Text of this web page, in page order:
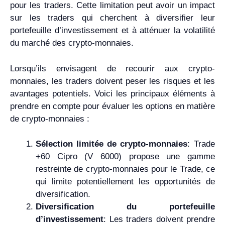
pour les traders. Cette limitation peut avoir un impact
sur les traders qui cherchent à diversifier leur
portefeuille d’investissement et à atténuer la volatilité
du marché des crypto-monnaies.
Lorsqu’ils envisagent de recourir aux crypto-
monnaies, les traders doivent peser les risques et les
avantages potentiels. Voici les principaux éléments à
prendre en compte pour évaluer les options en matière
de crypto-monnaies :
Sélection limitée de crypto-monnaies: Trade
+60 Cipro (V 6000) propose une gamme
restreinte de crypto-monnaies pour le Trade, ce
qui limite potentiellement les opportunités de
diversification.
Diversification du portefeuille
d’investissement: Les traders doivent prendre